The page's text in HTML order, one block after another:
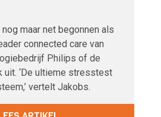
maar net begonnen als
connected care van
Philips of de
uit. ‘De ultieme stresstest
vertelt Jakobs.